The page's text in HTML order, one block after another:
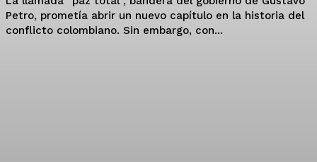
Petro, prometía abrir un nuevo capítulo en la historia del
conflicto colombiano. Sin embargo, con...